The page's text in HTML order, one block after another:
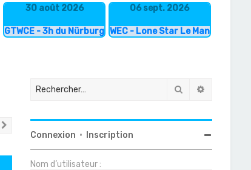
30 août 2026
GTWCE - 3h du Nürburgring
06 sept. 2026
WEC - Lone Star Le Mans
Rechercher
Connexion • Inscription
Nom d’utilisateur :